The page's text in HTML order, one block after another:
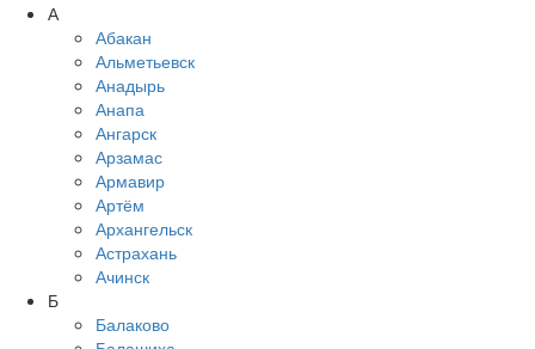
А
Абакан
Альметьевск
Анадырь
Анапа
Ангарск
Арзамас
Армавир
Артём
Архангельск
Астрахань
Ачинск
Б
Балаково